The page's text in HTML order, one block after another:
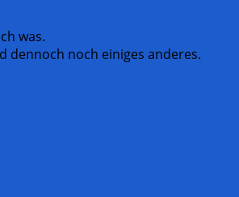
was.
dennoch noch einiges anderes.